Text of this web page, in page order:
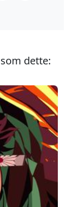
dette: